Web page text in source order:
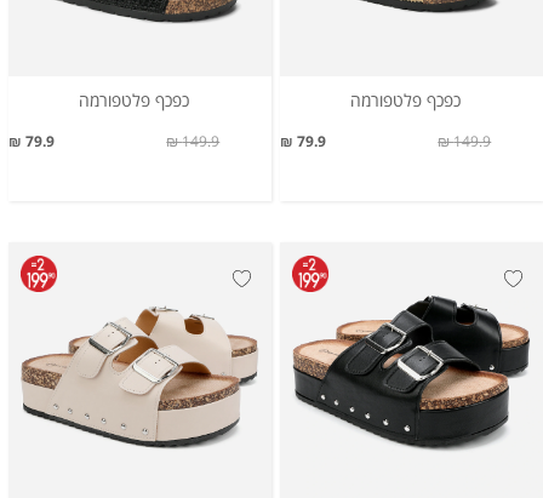
כפכף פלטפורמה
79.9 ₪ 149.9 ₪
כפכף פלטפורמה
79.9 ₪ 149.9 ₪